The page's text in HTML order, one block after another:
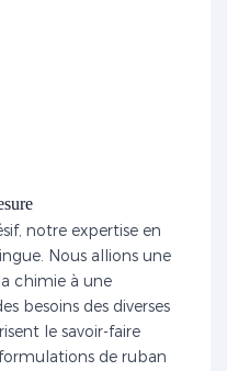
notre expertise en
Nous allions une
chimie à une
besoins des diverses
le savoir-faire
de ruban